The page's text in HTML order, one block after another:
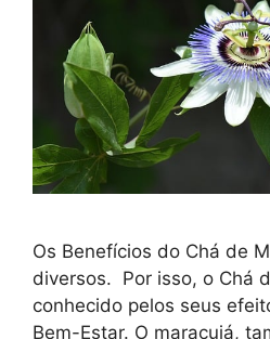
Os Benefícios do Chá de
diversos. Por isso, o Chá
conhecido pelos seus
Bem-Estar. O maracujá,